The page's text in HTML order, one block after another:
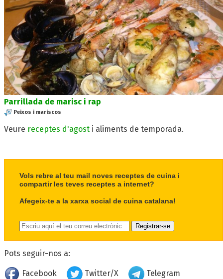
Parrillada de marisc i rap
Peixos i mariscos
Veure receptes d'agost i aliments de temporada.
Vols rebre al teu mail noves receptes de cuina i
compartir les teves receptes a internet?
Afegeix-te a la xarxa social de cuina catalana!
Pots seguir-nos a:
Facebook Twitter/X Telegram